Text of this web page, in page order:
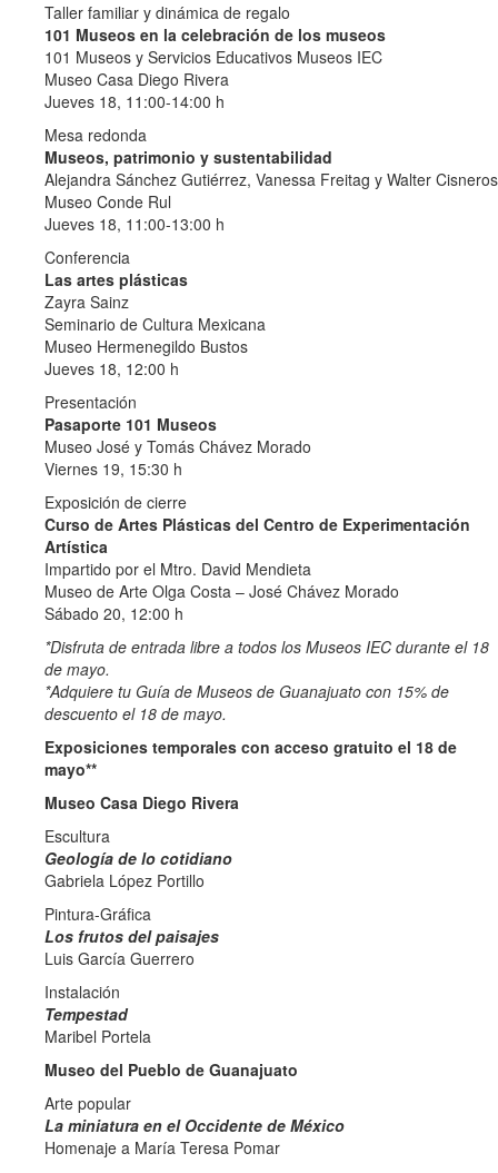
Taller familiar y dinámica de regalo
101 Museos en la celebración de los museos
101 Museos y Servicios Educativos Museos IEC
Museo Casa Diego Rivera
Jueves 18, 11:00-14:00 h
Mesa redonda
Museos, patrimonio y sustentabilidad
Alejandra Sánchez Gutiérrez, Vanessa Freitag y Walter Cisneros
Museo Conde Rul
Jueves 18, 11:00-13:00 h
Conferencia
Las artes plásticas
Zayra Sainz
Seminario de Cultura Mexicana
Museo Hermenegildo Bustos
Jueves 18, 12:00 h
Presentación
Pasaporte 101 Museos
Museo José y Tomás Chávez Morado
Viernes 19, 15:30 h
Exposición de cierre
Curso de Artes Plásticas del Centro de Experimentación
Artística
Impartido por el Mtro. David Mendieta
Museo de Arte Olga Costa – José Chávez Morado
Sábado 20, 12:00 h
*Disfruta de entrada libre a todos los Museos IEC durante el 18
de mayo.
*Adquiere tu Guía de Museos de Guanajuato con 15% de
descuento el 18 de mayo.
Exposiciones temporales con acceso gratuito el 18 de
mayo**
Museo Casa Diego Rivera
Escultura
Geología de lo cotidiano
Gabriela López Portillo
Pintura-Gráfica
Los frutos del paisajes
Luis García Guerrero
Instalación
Tempestad
Maribel Portela
Museo del Pueblo de Guanajuato
Arte popular
La miniatura en el Occidente de México
Homenaje a María Teresa Pomar